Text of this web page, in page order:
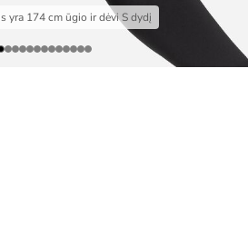
yra 174 cm ūgio ir dėvi S dydį